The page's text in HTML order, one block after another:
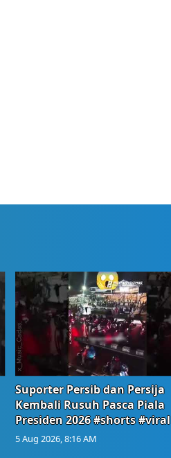
Suporter Persib dan Persija
Kembali Rusuh Pasca Piala
Presiden 2026 #shorts #viral
5 Aug 2026, 8:16 AM